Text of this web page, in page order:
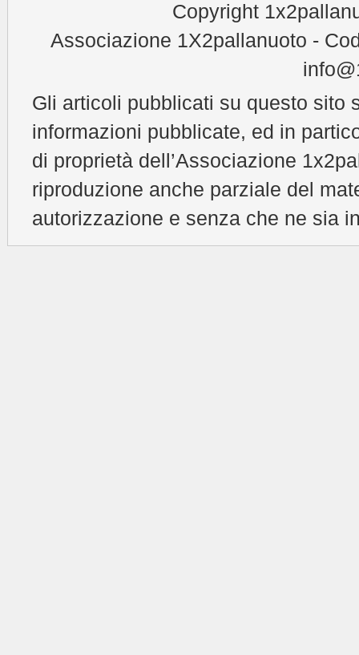
Copyright
Associazione 1X2pallanuoto -
Gli articoli pubblicati su questo sito
informazioni pubblicate, ed in
di proprietà dell’Associazione
riproduzione anche parziale del
autorizzazione e senza che ne sia